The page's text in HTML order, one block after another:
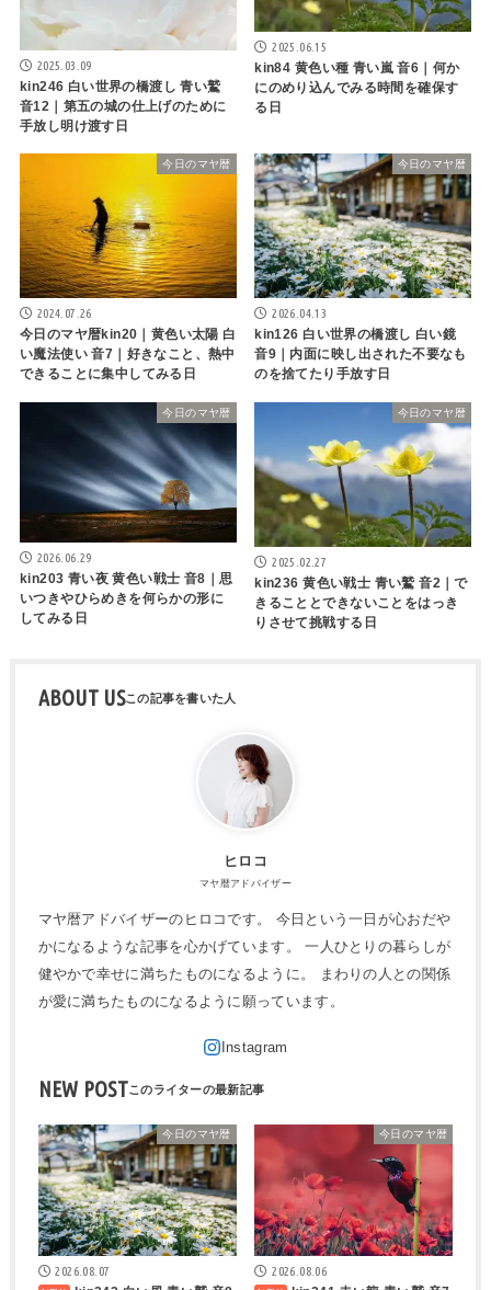
2025.03.09
kin246 白い世界の橋渡し 青い鷲
音12｜第五の城の仕上げのために
手放し明け渡す日
2025.06.15
kin84 黄色い種 青い嵐 音6｜何か
にのめり込んでみる時間を確保す
る日
今日のマヤ暦
2024.07.26
今日のマヤ暦kin20｜黄色い太陽 白
い魔法使い 音7｜好きなこと、熱中
できることに集中してみる日
今日のマヤ暦
2026.04.13
kin126 白い世界の橋渡し 白い鏡
音9｜内面に映し出された不要なも
のを捨てたり手放す日
今日のマヤ暦
2026.06.29
kin203 青い夜 黄色い戦士 音8｜思
いつきやひらめきを何らかの形に
してみる日
今日のマヤ暦
2025.02.27
kin236 黄色い戦士 青い鷲 音2｜で
きることとできないことをはっき
りさせて挑戦する日
ABOUT US
ヒロコ
マヤ暦アドバイザー
マヤ暦アドバイザーのヒロコです。 今日という一日が心おだや
かになるような記事を心かげています。 一人ひとりの暮らしが
健やかで幸せに満ちたものになるように。 まわりの人との関係
が愛に満ちたものになるように願っています。
NEW POST
今日のマヤ暦
2026.08.07
今日のマヤ暦
2026.08.06